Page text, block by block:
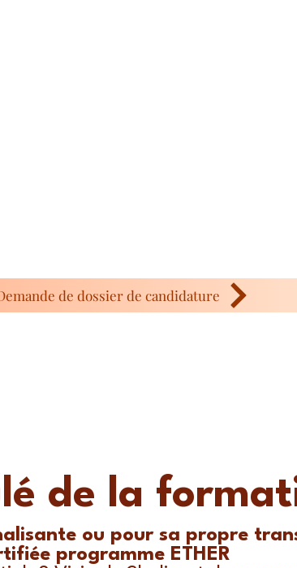
de dossier de candidature
de la
ou pour sa propre
programme ETHER